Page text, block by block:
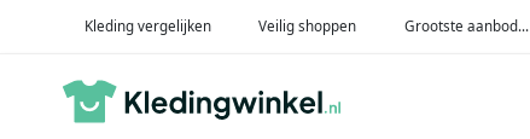
Kleding vergelijken Veilig shoppen Grootste aanbod...